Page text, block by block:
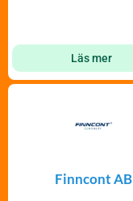
Läs mer
Finncont AB